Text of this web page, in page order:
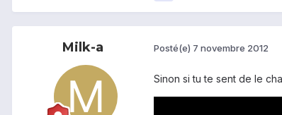
Milk-a Posté(e) 7 novembre 2012
Sinon si tu te sent de le